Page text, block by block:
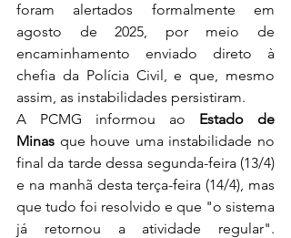
foram alertados formalmente em
agosto de 2025, por meio de
encaminhamento enviado direto à
chefia da Polícia Civil, e que, mesmo
assim, as instabilidades persistiram.
A PCMG informou ao Estado de
Minas que houve uma instabilidade no
final da tarde dessa segunda-feira (13/4)
e na manhã desta terça-feira (14/4), mas
que tudo foi resolvido e que "o sistema
já retornou a atividade regular".